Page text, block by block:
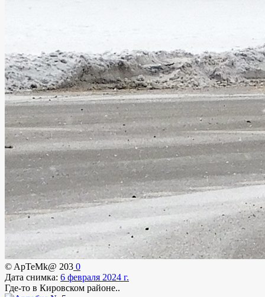
© ApTeMk@ 203 0
Дата снимка: 6 февраля 2024 г.
Где-то в Кировском районе..